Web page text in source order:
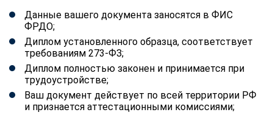
Данные вашего документа заносятся в ФИС
ФРДО;
Диплом установленного образца, соответствует
требованиям 273-ФЗ;
Диплом полностью законен и принимается при
трудоустройстве;
Ваш документ действует по всей территории РФ
и признается аттестационными комиссиями;